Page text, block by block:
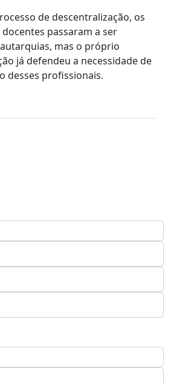
de descentralização, os
passaram a ser
mas o próprio
já defendeu a necessidade de
desses profissionais.